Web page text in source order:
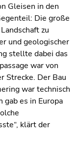
Gleisen in den
Die große
zu
und geologischer
stellte dabei das
war von
Strecke. Der Bau
war technisch
es in Europa
klärt der